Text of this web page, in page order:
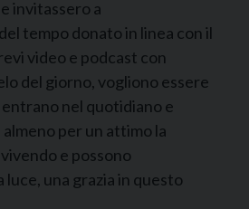
invitassero a
tempo donato in linea con il
video e podcast con
del giorno, vogliono essere
nel quotidiano e
per un attimo la
e possono
una grazia in questo